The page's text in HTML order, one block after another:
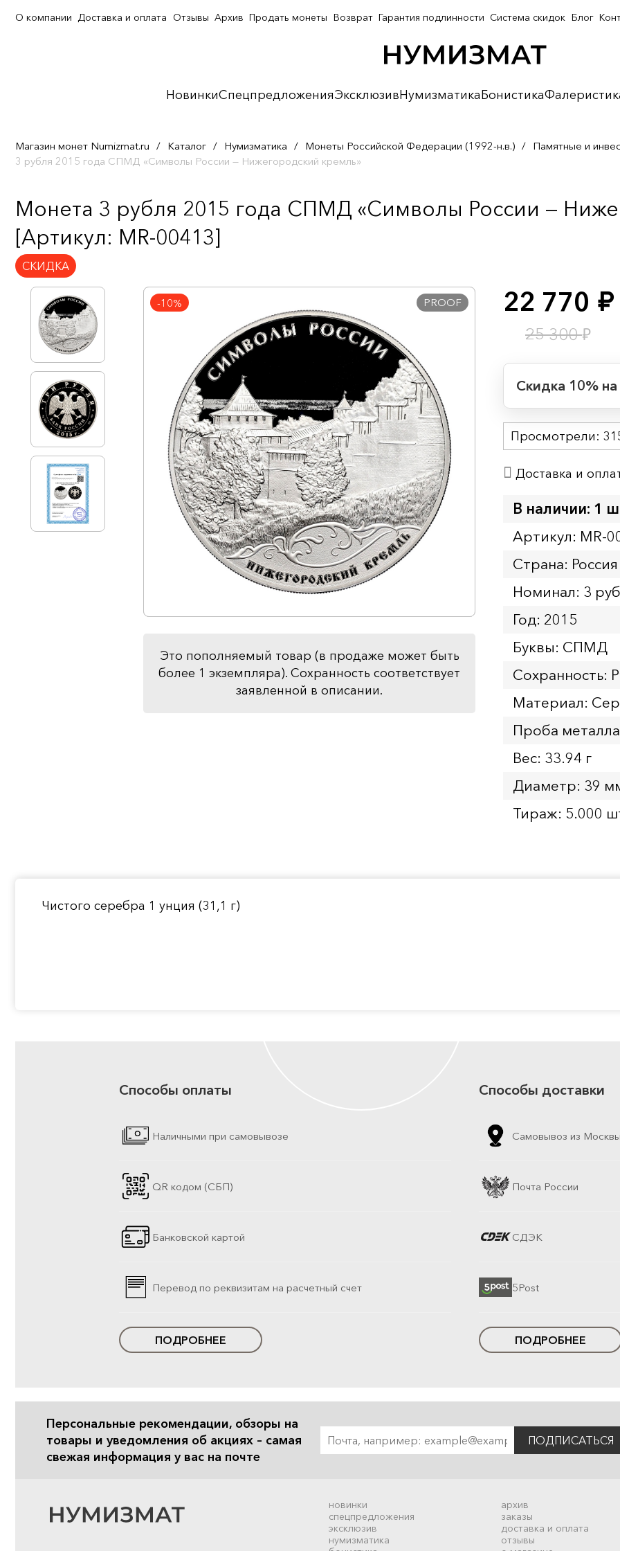
НовинкиСпецпредложенияЭксклюзивНумизматикаБонистика
О компании Доставка и оплата Отзывы Архив Продать монеты Возврат Гарантия подлинности Система скидок Блог
Магазин монет Numizmat.ru / Каталог / Нумизматика / Монеты Российской Федерации (1992-н.в.) / Памятные и
3 рубля 2015 года СПМД «Символы России — Нижегородский кремль»
Монета 3 рубля 2015 года СПМД «Символы России —
[Артикул: MR-00413]
СКИДКА
-10% PROOF
Это пополняемый товар (в продаже может быть
более 1 экземпляра). Сохранность соответствует
заявленной в описании.
22 770 руб.
25 300₽
Скидка 10%
Начало:
Окончание:
Просмотрели:
Доставка и
В наличии: 1
Артикул: MR-
Страна: Россия
Номинал: 3
Год: 2015
Буквы: СПМД
Сохранность:
Материал:
Проба
Вес: 33.94 г
Диаметр: 39
Тираж: 5.000
Чистого серебра 1 унция (31,1 г)
Способы оплаты
Наличными при самовывозе
QR кодом (СБП)
Банковской картой
Перевод по реквизитам на расчетный счет
ПОДРОБНЕЕ
Способы доставки
Самовывоз из
Почта России
СДЭК
5Post
ПОДРОБНЕЕ
Персональные рекомендации, обзоры на
товары и уведомления об акциях – самая
свежая информация у вас на почте
ПОДПИСАТЬСЯ
новинки
спецпредложения
эксклюзив
нумизматика
архив
заказы
доставка и оплата
отзывы